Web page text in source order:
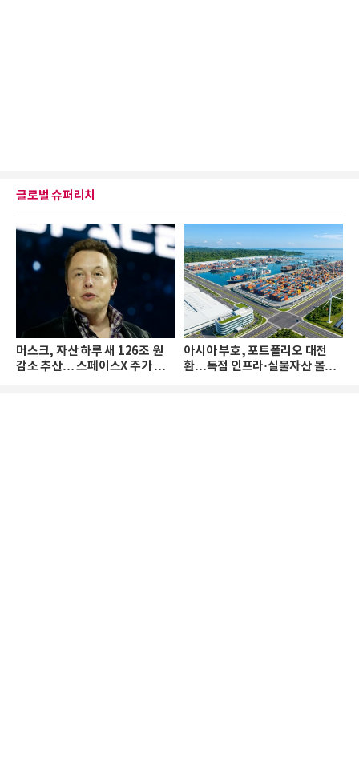
글로벌 슈퍼리치
머스크, 자산 하루 새 126조 원
감소 추산… 스페이스X 주가 하
아시아 부호, 포트폴리오 대전
환…독점 인프라·실물자산 몰린